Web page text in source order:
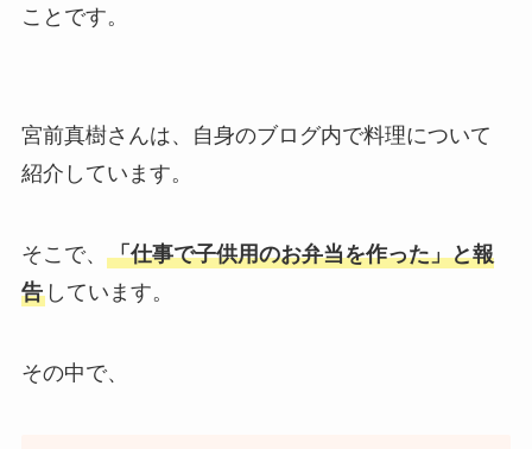
ことです。
宮前真樹さんは、自身のブログ内で料理について
紹介しています。
そこで、 「仕事で子供用のお弁当を作った」と報
告しています。
その中で、